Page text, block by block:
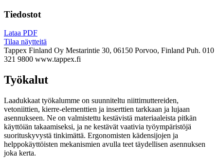
Tiedostot
Lataa PDF
Tilaa näytteitä
Tappex Finland Oy Mestarintie 30, 06150 Porvoo, Finland Puh. 010
321 9800 www.tappex.fi
Työkalut
Laadukkaat työkalumme on suunniteltu niittimuttereiden,
vetoniittien, kierre-elementtien ja inserttien tarkkaan ja lujaan
asennukseen. Ne on valmistettu kestävistä materiaaleista pitkän
käyttöiän takaamiseksi, ja ne kestävät vaativia työympäristöjä
suorituskyvystä tinkimättä. Ergonomisten kädensijojen ja
helppokäyttöisten mekanismien avulla teet täydellisen asennuksen
joka kerta.